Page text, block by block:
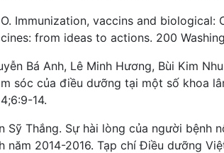
Immunization, vaccins and
from ideas to actions. 200
Bá Anh, Lê Minh Hương, Bùi Kim
sóc của điều dưỡng tại một số khoa
14.
Sỹ Thắng. Sự hài lòng của người
năm 2014-2016. Tạp chí Điều dưỡng